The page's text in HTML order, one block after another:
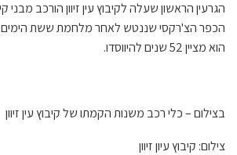
הגרעין הראשון שעלה לקיבוץ עין זיווןהורכב מבני
הכפר הצ'רקסישננטש לאחר מלחמת ששת הימים.
הוא מציין 52 שנים לה
יווסדו.
בצילום – כלי רכב משנות הקמתו של קיבוץ עין זיוון
צילום: קיבוץ עיון זיוון